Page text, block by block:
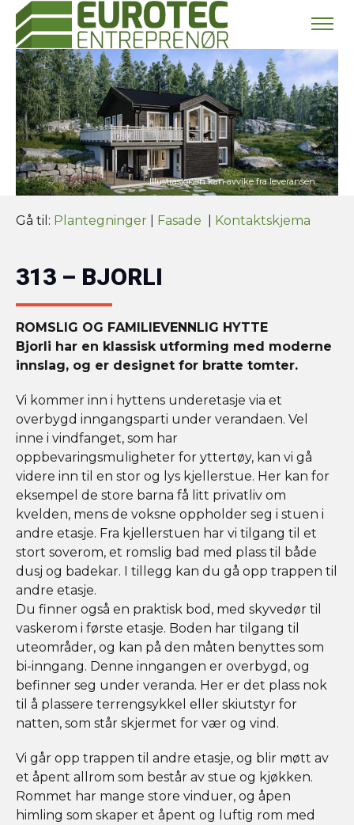
Gå til: Plantegninger Fasade Kontaktskjema
313 – BJORLI
ROMSLIG OG FAMILIEVENNLIG HYTTE
Bjorli har en klassisk utforming med moderne
innslag, og er designet for bratte tomter.
Vi kommer inn i hyttens underetasje via et
overbygd inngangsparti under verandaen. Vel
inne i vindfanget, som har
oppbevaringsmuligheter for yttertøy, kan vi gå
videre inn til en stor og lys kjellerstue. Her kan for
eksempel de store barna få litt privatliv om
kvelden, mens de voksne oppholder seg i stuen i
andre etasje. Fra kjellerstuen har vi tilgang til et
stort soverom, et romslig bad med plass til både
dusj og badekar. I tillegg kan du gå opp trappen til
andre etasje.
Du finner også en praktisk bod, med skyvedør til
vaskerom i første etasje. Boden har tilgang til
uteområder, og kan på den måten benyttes som
bi-inngang. Denne inngangen er overbygd, og
befinner seg under veranda. Her er det plass nok
til å plassere terrengsykkel eller skiutstyr for
natten, som står skjermet for vær og vind.
Vi går opp trappen til andre etasje, og blir møtt av
et åpent allrom som består av stue og kjøkken.
Rommet har mange store vinduer, og åpen
himling som skaper et åpent og luftig rom med